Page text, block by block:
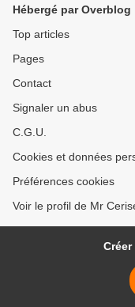
Hébergé par Overblog
Top articles
Pages
Contact
Signaler un abus
C.G.U.
Cookies et données
Préférences cookies
Voir le profil de Mr